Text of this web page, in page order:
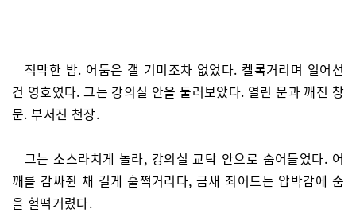
적막한 밤. 어둠은 갤 기미조차 없었다. 켈록거리며 일어선
건 영호였다. 그는 강의실 안을 둘러보았다. 열린 문과 깨진 창
문. 부서진 천장.
그는 소스라치게 놀라, 강의실 교탁 안으로 숨어들었다. 어
깨를 감싸쥔 채 길게 훌쩍거리다, 금새 죄어드는 압박감에 숨
을 헐떡거렸다.